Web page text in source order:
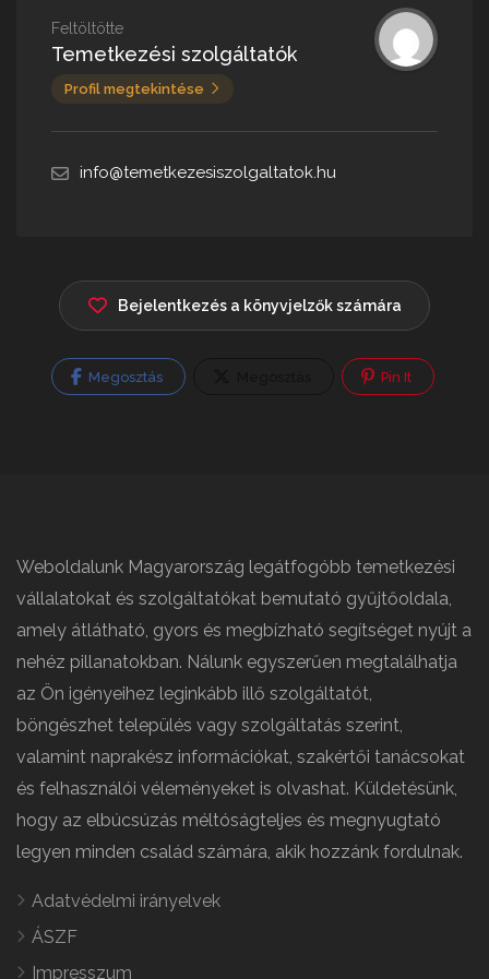
Feltöltötte
Temetkezési szolgáltatók
Profil megtekintése
info@temetkezesiszolgaltatok.hu
Bejelentkezés a könyvjelzők számára
Megosztás Pin It
Weboldalunk Magyarország legátfogóbb temetkezési
vállalatokat és szolgáltatókat bemutató gyűjtőoldala,
amely átlátható, gyors és megbízható segítséget nyújt a
nehéz pillanatokban. Nálunk egyszerűen megtalálhatja
az Ön igényeihez leginkább illő szolgáltatót,
böngészhet település vagy szolgáltatás szerint,
valamint naprakész információkat, szakértői tanácsokat
és felhasználói véleményeket is olvashat. Küldetésünk,
hogy az elbúcsúzás méltóságteljes és megnyugtató
legyen minden család számára, akik hozzánk fordulnak.
Adatvédelmi irányelvek
ÁSZF
Impresszum